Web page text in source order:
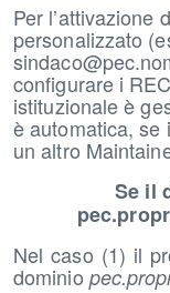
Per l’attivazione
personalizzato
configurare i
istituzionale è
è automatica, se
un altro
Se il
Nel caso (1) il
dominio